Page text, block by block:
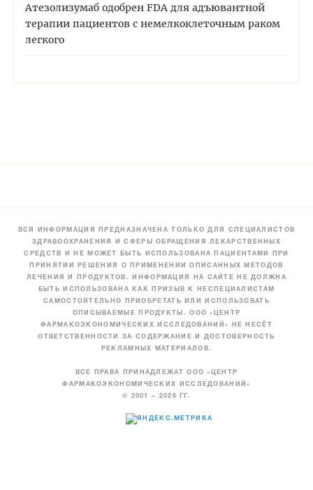
Атезолизумаб одобрен FDA для адъювантной
терапии пациентов с немелкоклеточным раком
легкого
ВСЯ ИНФОРМАЦИЯ ПРЕДНАЗНАЧЕНА ТОЛЬКО ДЛЯ СПЕЦИАЛИСТОВ
ЗДРАВООХРАНЕНИЯ И СФЕРЫ ОБРАЩЕНИЯ ЛЕКАРСТВЕННЫХ
СРЕДСТВ И НЕ МОЖЕТ БЫТЬ ИСПОЛЬЗОВАНА ПАЦИЕНТАМИ ПРИ
ПРИНЯТИИ РЕШЕНИЯ О ПРИМЕНЕНИИ ОПИСАННЫХ МЕТОДОВ
ЛЕЧЕНИЯ И ПРОДУКТОВ. ИНФОРМАЦИЯ НА САЙТЕ НЕ ДОЛЖНА
БЫТЬ ИСПОЛЬЗОВАНА КАК ПРИЗЫВ К НЕСПЕЦИАЛИСТАМ
САМОСТОЯТЕЛЬНО ПРИОБРЕТАТЬ ИЛИ ИСПОЛЬЗОВАТЬ
ОПИСЫВАЕМЫЕ ПРОДУКТЫ. ООО «ЦЕНТР
ФАРМАКОЭКОНОМИЧЕСКИХ ИССЛЕДОВАНИЙ» НЕ НЕСЁТ
ОТВЕТСТВЕННОСТИ ЗА СОДЕРЖАНИЕ И ДОСТОВЕРНОСТЬ
РЕКЛАМНЫХ МАТЕРИАЛОВ.
ВСЕ ПРАВА ПРИНАДЛЕЖАТ ООО «ЦЕНТР
ФАРМАКОЭКОНОМИЧЕСКИХ ИССЛЕДОВАНИЙ»
© 2001 – 2026 ГГ.